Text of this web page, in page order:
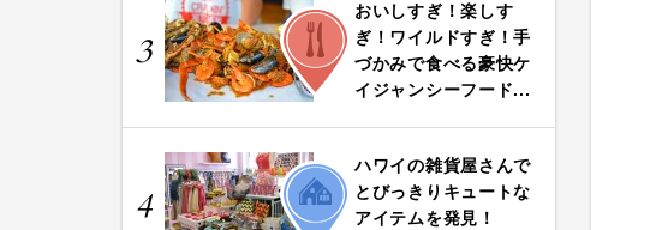
3
FOOD
おいしすぎ！楽しす
ぎ！ワイルドすぎ！手
づかみで食べる豪快ケ
イジャンシーフード...
4
LIFE
ハワイの雑貨屋さんで
とびっきりキュートな
アイテムを発見！